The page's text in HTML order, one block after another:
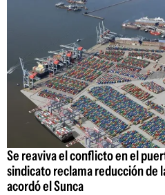
Se reaviva el conflicto en el
sindicato reclama reducción de
acordó el Sunca